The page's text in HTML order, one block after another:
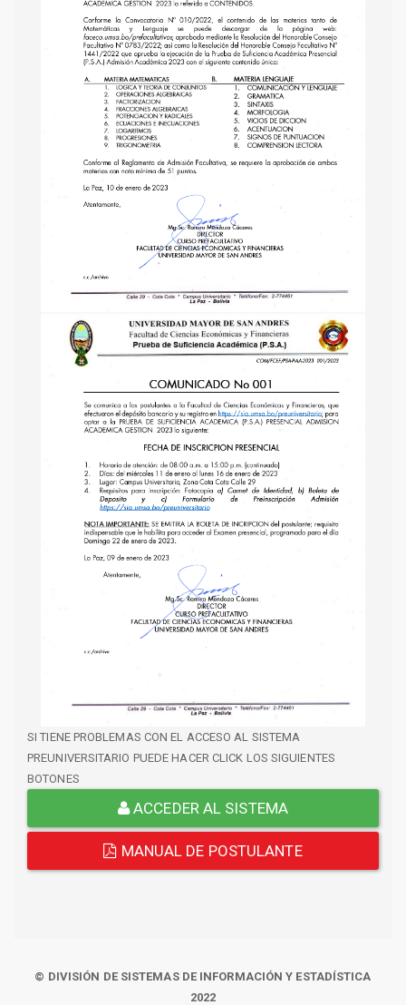
SI TIENE PROBLEMAS CON EL ACCESO AL SISTEMA
PREUNIVERSITARIO PUEDE HACER CLICK LOS SIGUIENTES
BOTONES
ACCEDER AL SISTEMA
MANUAL DE POSTULANTE
© DIVISIÓN DE SISTEMAS DE INFORMACIÓN Y ESTADÍSTICA
2022